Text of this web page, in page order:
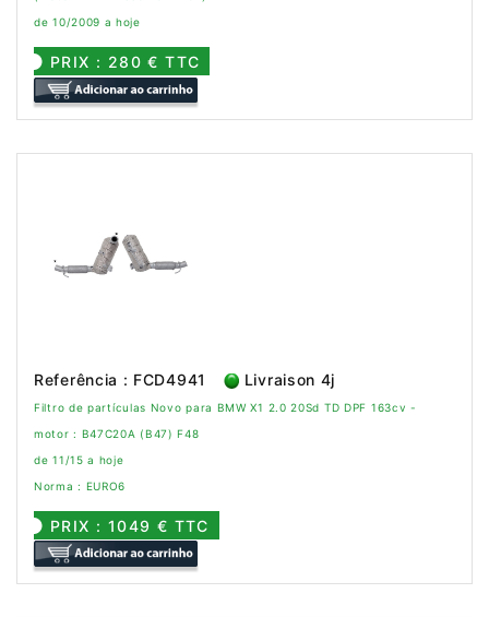
de 10/2009 a hoje
PRIX : 280 € TTC
Referência : FCD4941 Livraison 4j
Filtro de partículas Novo para BMW X1 2.0 20Sd TD DPF 163cv -
motor : B47C20A (B47) F48
de 11/15 a hoje
Norma : EURO6
PRIX : 1049 € TTC